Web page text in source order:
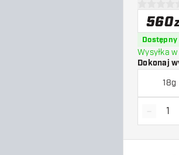
0
560
Dostępny
Wysyłka
Dokonaj
18g
-